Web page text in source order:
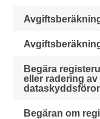
Begära
eller radering
Begäran om